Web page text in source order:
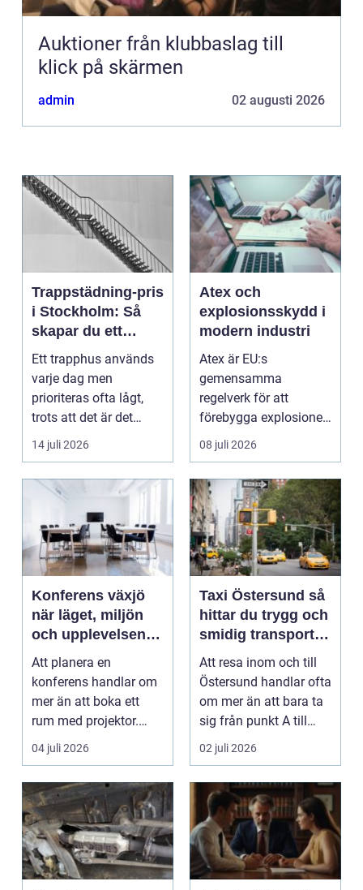
Auktioner från klubbaslag till
klick på skärmen
admin 02 augusti 2026
Trappstädning-pris
i Stockholm: Så
skapar du ett
tryggt och trivsamt
trapphus
Ett trapphus används
varje dag men
prioriteras ofta lågt,
trots att det är det
f&oum...
14 juli 2026
Atex och
explosionsskydd i
modern industri
Atex är EU:s
gemensamma
regelverk för att
förebygga explosioner
i arbetsmiljöer ...
08 juli 2026
Konferens växjö
när läget, miljön
och upplevelsen
gör skillnad
Att planera en
konferens handlar om
mer än att boka ett
rum med projektor.
Företag letar efter
plats...
04 juli 2026
Taxi Östersund så
hittar du trygg och
smidig transport
året runt
Att resa inom och till
Östersund handlar ofta
om mer än att bara ta
sig från punkt A till
punkt B. M...
02 juli 2026